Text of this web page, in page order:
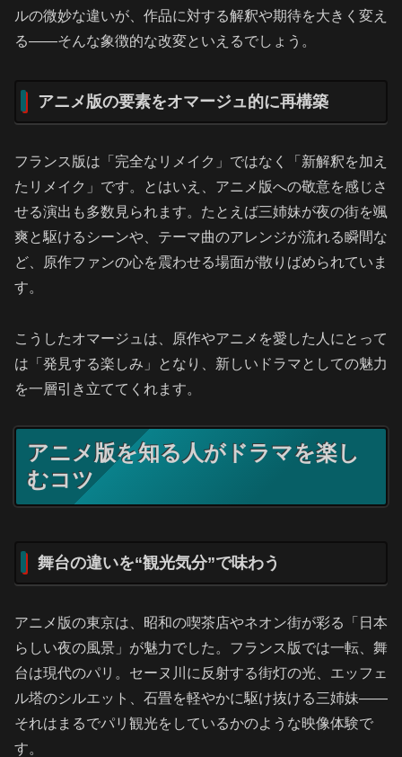
ルの微妙な違いが、作品に対する解釈や期待を大きく変え
る――そんな象徴的な改変といえるでしょう。
アニメ版の要素をオマージュ的に再構築
フランス版は「完全なリメイク」ではなく「新解釈を加え
たリメイク」です。とはいえ、アニメ版への敬意を感じさ
せる演出も多数見られます。たとえば三姉妹が夜の街を颯
爽と駆けるシーンや、テーマ曲のアレンジが流れる瞬間な
ど、原作ファンの心を震わせる場面が散りばめられていま
す。
こうしたオマージュは、原作やアニメを愛した人にとって
は「発見する楽しみ」となり、新しいドラマとしての魅力
を一層引き立ててくれます。
アニメ版を知る人がドラマを楽し
むコツ
舞台の違いを“観光気分”で味わう
アニメ版の東京は、昭和の喫茶店やネオン街が彩る「日本
らしい夜の風景」が魅力でした。フランス版では一転、舞
台は現代のパリ。セーヌ川に反射する街灯の光、エッフェ
ル塔のシルエット、石畳を軽やかに駆け抜ける三姉妹――
それはまるでパリ観光をしているかのような映像体験で
す。